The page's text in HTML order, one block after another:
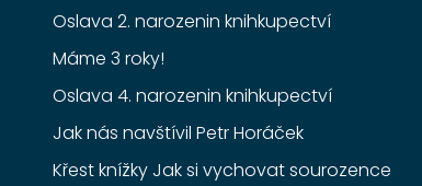
Oslava 2. narozenin knihkupectví
Máme 3 roky!
Oslava 4. narozenin knihkupectví
Jak nás navštívil Petr Horáček
Křest knížky Jak si vychovat sourozence